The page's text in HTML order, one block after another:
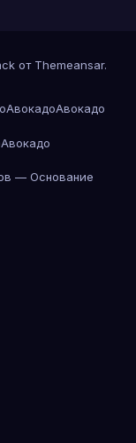
от Themeansar.
АвокадоАвокадо
Авокадо
— Основание